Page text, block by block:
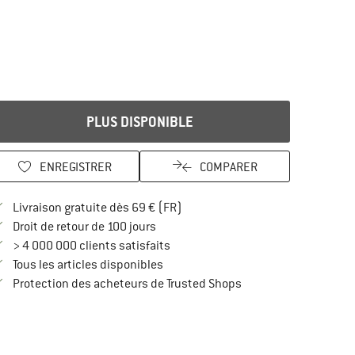
PLUS DISPONIBLE
ENREGISTRER COMPARER
Livraison gratuite dès 69 € (FR)
Droit de retour de 100 joursTrouve les informations de
> 4 000 000 clients satisfaits
Tous les articles disponibles
Protection des acheteurs de Trusted ShopsTrouve toutes les